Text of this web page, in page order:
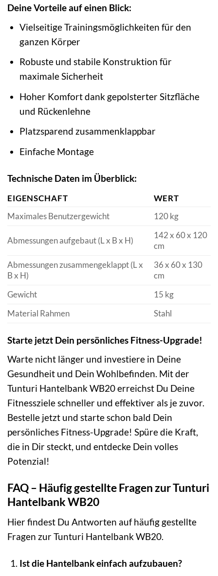
Deine Vorteile auf einen Blick:
Vielseitige Trainingsmöglichkeiten für den
ganzen Körper
Robuste und stabile Konstruktion für
maximale Sicherheit
Hoher Komfort dank gepolsterter Sitzfläche
und Rückenlehne
Platzsparend zusammenklappbar
Einfache Montage
Technische Daten im Überblick:
EIGENSCHAFT
WERT
Maximales Benutzergewicht
120 kg
Abmessungen aufgebaut (L x B x H)
142 x 60 x 120
cm
Abmessungen zusammengeklappt (L x
B x H)
36 x 60 x 130
cm
Gewicht
15 kg
Material Rahmen
Stahl
Starte jetzt Dein persönliches Fitness-Upgrade!
Warte nicht länger und investiere in Deine
Gesundheit und Dein Wohlbefinden. Mit der
Tunturi Hantelbank WB20 erreichst Du Deine
Fitnessziele schneller und effektiver als je zuvor.
Bestelle jetzt und starte schon bald Dein
persönliches Fitness-Upgrade! Spüre die Kraft,
die in Dir steckt, und entdecke Dein volles
Potenzial!
FAQ – Häufig gestellte Fragen zur Tunturi
Hantelbank WB20
Hier findest Du Antworten auf häufig gestellte
Fragen zur Tunturi Hantelbank WB20.
Ist die Hantelbank einfach aufzubauen?